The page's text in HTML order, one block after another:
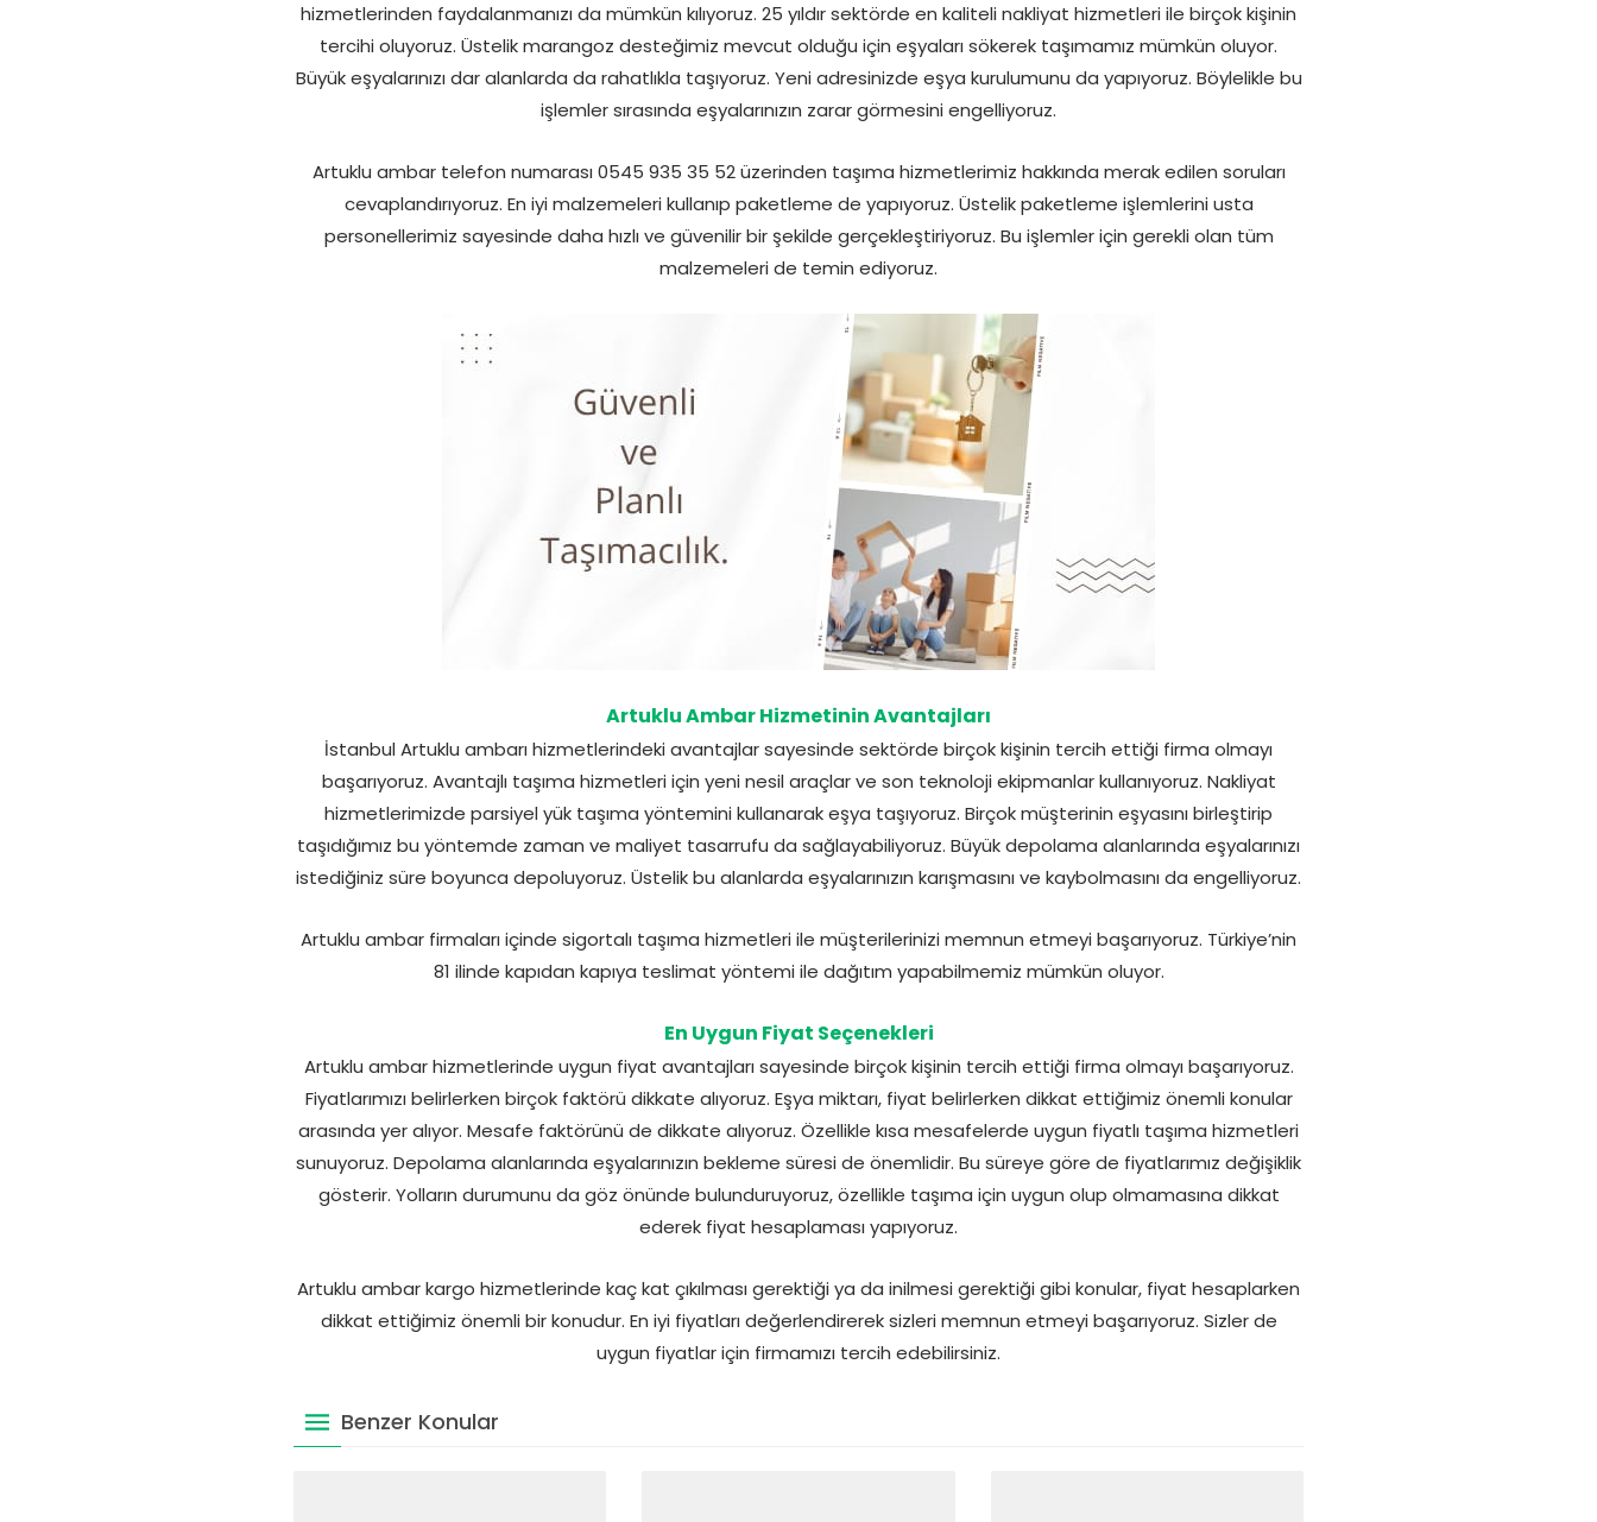
hizmetlerinden faydalanmanızı da mümkün kılıyoruz. 25 yıldır sektörde en kaliteli nakliyat hizmetleri ile birçok kişinin
tercihi oluyoruz. Üstelik marangoz desteğimiz mevcut olduğu için eşyaları sökerek taşımamız mümkün oluyor.
Büyük eşyalarınızı dar alanlarda da rahatlıkla taşıyoruz. Yeni adresinizde eşya kurulumunu da yapıyoruz. Böylelikle bu
işlemler sırasında eşyalarınızın zarar görmesini engelliyoruz.
Artuklu ambar telefon numarası 0545 935 35 52 üzerinden taşıma hizmetlerimiz hakkında merak edilen soruları
cevaplandırıyoruz. En iyi malzemeleri kullanıp paketleme de yapıyoruz. Üstelik paketleme işlemlerini usta
personellerimiz sayesinde daha hızlı ve güvenilir bir şekilde gerçekleştiriyoruz. Bu işlemler için gerekli olan tüm
malzemeleri de temin ediyoruz.
Artuklu Ambar Hizmetinin Avantajları
İstanbul Artuklu ambarı hizmetlerindeki avantajlar sayesinde sektörde birçok kişinin tercih ettiği firma olmayı
başarıyoruz. Avantajlı taşıma hizmetleri için yeni nesil araçlar ve son teknoloji ekipmanlar kullanıyoruz. Nakliyat
hizmetlerimizde parsiyel yük taşıma yöntemini kullanarak eşya taşıyoruz. Birçok müşterinin eşyasını birleştirip
taşıdığımız bu yöntemde zaman ve maliyet tasarrufu da sağlayabiliyoruz. Büyük depolama alanlarında eşyalarınızı
istediğiniz süre boyunca depoluyoruz. Üstelik bu alanlarda eşyalarınızın karışmasını ve kaybolmasını da engelliyoruz.
Artuklu ambar firmaları içinde sigortalı taşıma hizmetleri ile müşterilerinizi memnun etmeyi başarıyoruz. Türkiye’nin
81 ilinde kapıdan kapıya teslimat yöntemi ile dağıtım yapabilmemiz mümkün oluyor.
En Uygun Fiyat Seçenekleri
Artuklu ambar hizmetlerinde uygun fiyat avantajları sayesinde birçok kişinin tercih ettiği firma olmayı başarıyoruz.
Fiyatlarımızı belirlerken birçok faktörü dikkate alıyoruz. Eşya miktarı, fiyat belirlerken dikkat ettiğimiz önemli konular
arasında yer alıyor. Mesafe faktörünü de dikkate alıyoruz. Özellikle kısa mesafelerde uygun fiyatlı taşıma hizmetleri
sunuyoruz. Depolama alanlarında eşyalarınızın bekleme süresi de önemlidir. Bu süreye göre de fiyatlarımız değişiklik
gösterir. Yolların durumunu da göz önünde bulunduruyoruz, özellikle taşıma için uygun olup olmamasına dikkat
ederek fiyat hesaplaması yapıyoruz.
Artuklu ambar kargo hizmetlerinde kaç kat çıkılması gerektiği ya da inilmesi gerektiği gibi konular, fiyat hesaplarken
dikkat ettiğimiz önemli bir konudur. En iyi fiyatları değerlendirerek sizleri memnun etmeyi başarıyoruz. Sizler de
uygun fiyatlar için firmamızı tercih edebilirsiniz.
Benzer Konular